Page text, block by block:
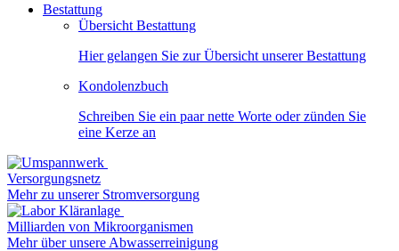
Bestattung
Übersicht Bestattung
Hier gelangen Sie zur Übersicht unserer Bestattung
Kondolenzbuch
Schreiben Sie ein paar nette Worte oder zünden Sie
eine Kerze an
Versorgungsnetz
Mehr zu unserer Stromversorgung
Milliarden von Mikroorganismen
Mehr über unsere Abwasserreinigung